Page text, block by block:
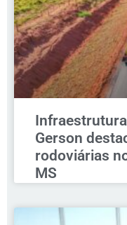
Gerson
rodoviárias
MS